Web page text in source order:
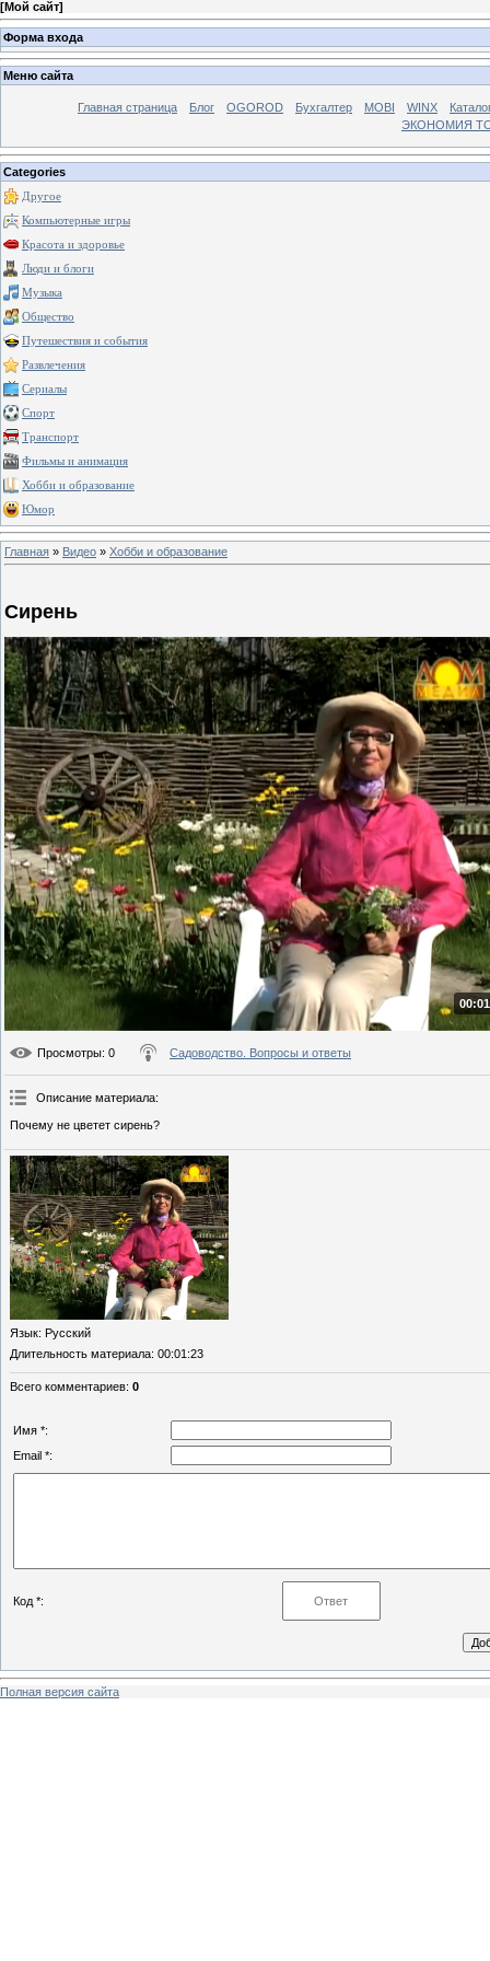
[Мой сайт]
Форма входа
Меню сайта
Главная страница Блог OGOROD Бухгалтер MOBI WINX
ЭКОНОМИЯ
Categories
Другое
Компьютерные игры
Красота и здоровье
Люди и блоги
Музыка
Общество
Путешествия и события
Развлечения
Сериалы
Спорт
Транспорт
Фильмы и анимация
Хобби и образование
Юмор
Главная » Видео » Хобби и образование
Сирень
Просмотры: 0 Садоводство. Вопросы и ответы
Описание материала:
Почему не цветет сирень?
Язык: Русский
Длительность материала: 00:01:23
Всего комментариев: 0
Имя *:
Email *:
Код *:
Полная версия сайта